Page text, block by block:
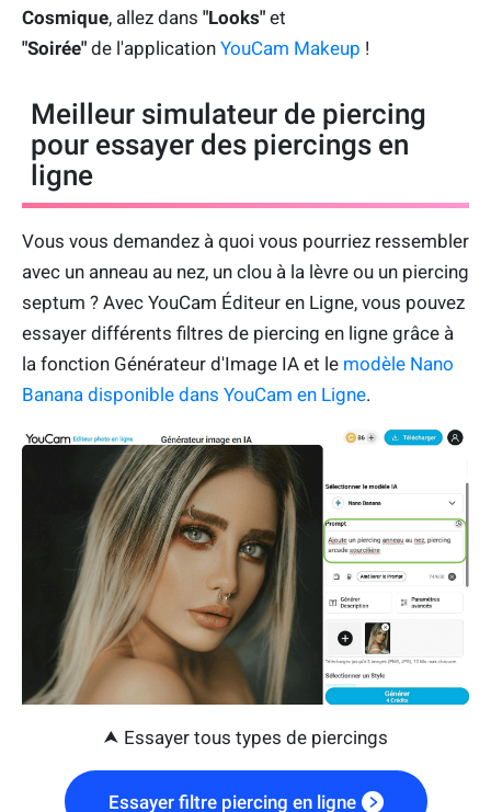
Cosmique, allez dans "Looks" et
"Soirée" de l'application YouCam Makeup !
Meilleur simulateur de piercing
pour essayer des piercings en
ligne
Vous vous demandez à quoi vous pourriez ressembler
avec un anneau au nez, un clou à la lèvre ou un piercing
septum ? Avec YouCam Éditeur en Ligne, vous pouvez
essayer différents filtres de piercing en ligne grâce à
la fonction Générateur d'Image IA et le modèle Nano
Banana disponible dans YouCam en Ligne.
⮝ Essayer tous types de piercings
Essayer filtre piercing en ligne